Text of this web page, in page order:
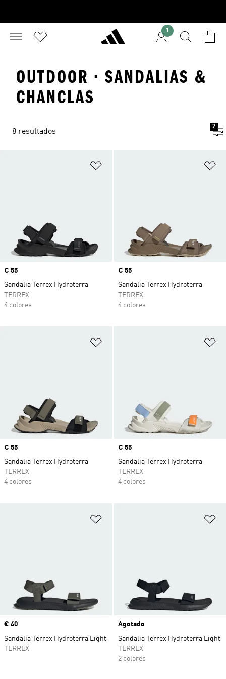
1
OUTDOOR · SANDALIAS &
CHANCLAS
8 resultados
2
Precio
€ 55
Sandalia Terrex Hydroterra
TERREX
4 colores
Precio
€ 55
Sandalia Terrex Hydroterra
TERREX
4 colores
Precio
€ 55
Sandalia Terrex Hydroterra
TERREX
4 colores
Precio
€ 55
Sandalia Terrex Hydroterra
TERREX
4 colores
Precio
€ 40
Sandalia Terrex Hydroterra Light
TERREX
Agotado
Sandalia Terrex Hydroterra Light
TERREX
2 colores